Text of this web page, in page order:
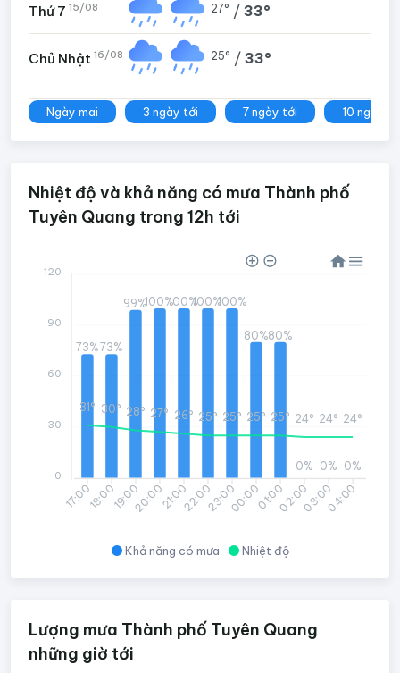
Thứ 7 15/08 27° / 33°
Chủ Nhật 16/08 25° / 33°
Ngày mai 3 ngày tới 7 ngày tới 10 ngày
Nhiệt độ và khả năng có mưa Thành phố
Tuyên Quang trong 12h tới
Khả năng có mưa Nhiệt độ
17:0018:0019:0020:0021:0022:0023:0000:0001:0002:0003:0004:00
73%73%
99%100%100%100%100%
80%80%
0% 0% 0%
31° 30° 28° 27° 26° 25° 25° 25° 25° 24° 24° 24°
120
90
60
30
0
Lượng mưa Thành phố Tuyên Quang
những giờ tới